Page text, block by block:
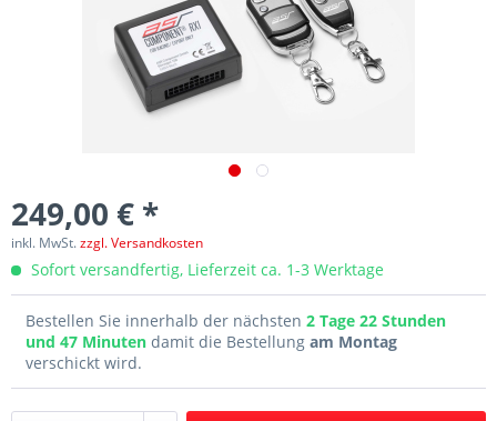
249,00 € *
inkl. MwSt.zzgl. Versandkosten
Sofort versandfertig, Lieferzeit ca. 1-3 Werktage
Bestellen Sie innerhalb der nächsten 2 Tage 22 Stunden
und 47 Minuten damit die Bestellung am Montag
verschickt wird.